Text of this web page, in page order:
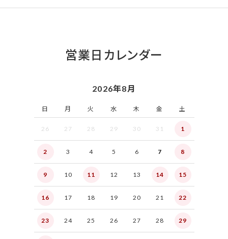
営業日カレンダー
2026年8月
日 月 火 水 木 金 土
26 27 28 29 30 31 1
2 3 4 5 6 7 8
9 10 11 12 13 14 15
16 17 18 19 20 21 22
23 24 25 26 27 28 29